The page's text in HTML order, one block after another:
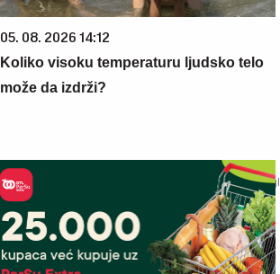
05. 08. 2026 14:12
Koliko visoku temperaturu ljudsko telo
može da izdrži?